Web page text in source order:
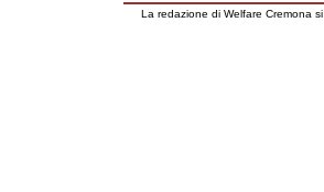
La redazione di Welfare Cremona